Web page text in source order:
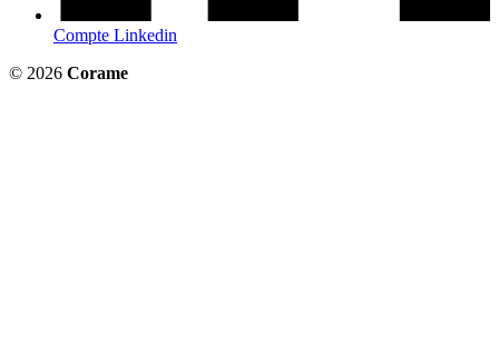
Compte Linkedin
© 2026 Corame